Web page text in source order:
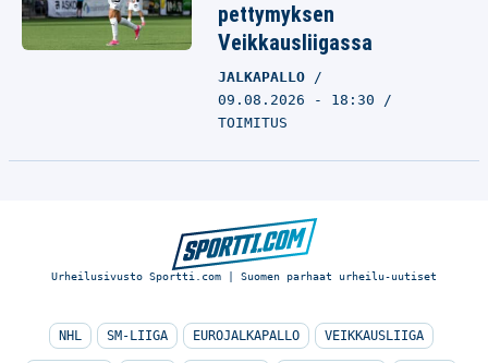
pettymyksen
Veikkausliigassa
JALKAPALLO
09.08.2026 - 18:30
TOIMITUS
Urheilusivusto Sportti.com | Suomen parhaat urheilu-uutiset
NHL SM-LIIGA EUROJALKAPALLO VEIKKAUSLIIGA